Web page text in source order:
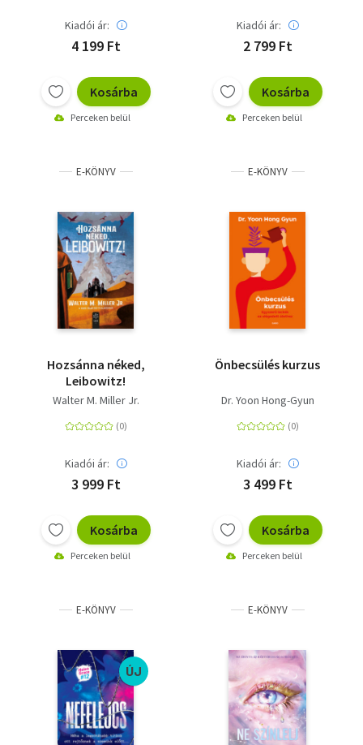
Kiadói ár:
4 199 Ft
Kosárba
Perceken belül
Kiadói ár:
2 799 Ft
Kosárba
Perceken belül
E-KÖNYV
Hozsánna néked,
Leibowitz!
Walter M. Miller Jr.
Kiadói ár:
3 999 Ft
Kosárba
Perceken belül
E-KÖNYV
Önbecsülés kurzus
Dr. Yoon Hong-Gyun
Kiadói ár:
3 499 Ft
Kosárba
Perceken belül
E-KÖNYV
ÚJ
E-KÖNYV